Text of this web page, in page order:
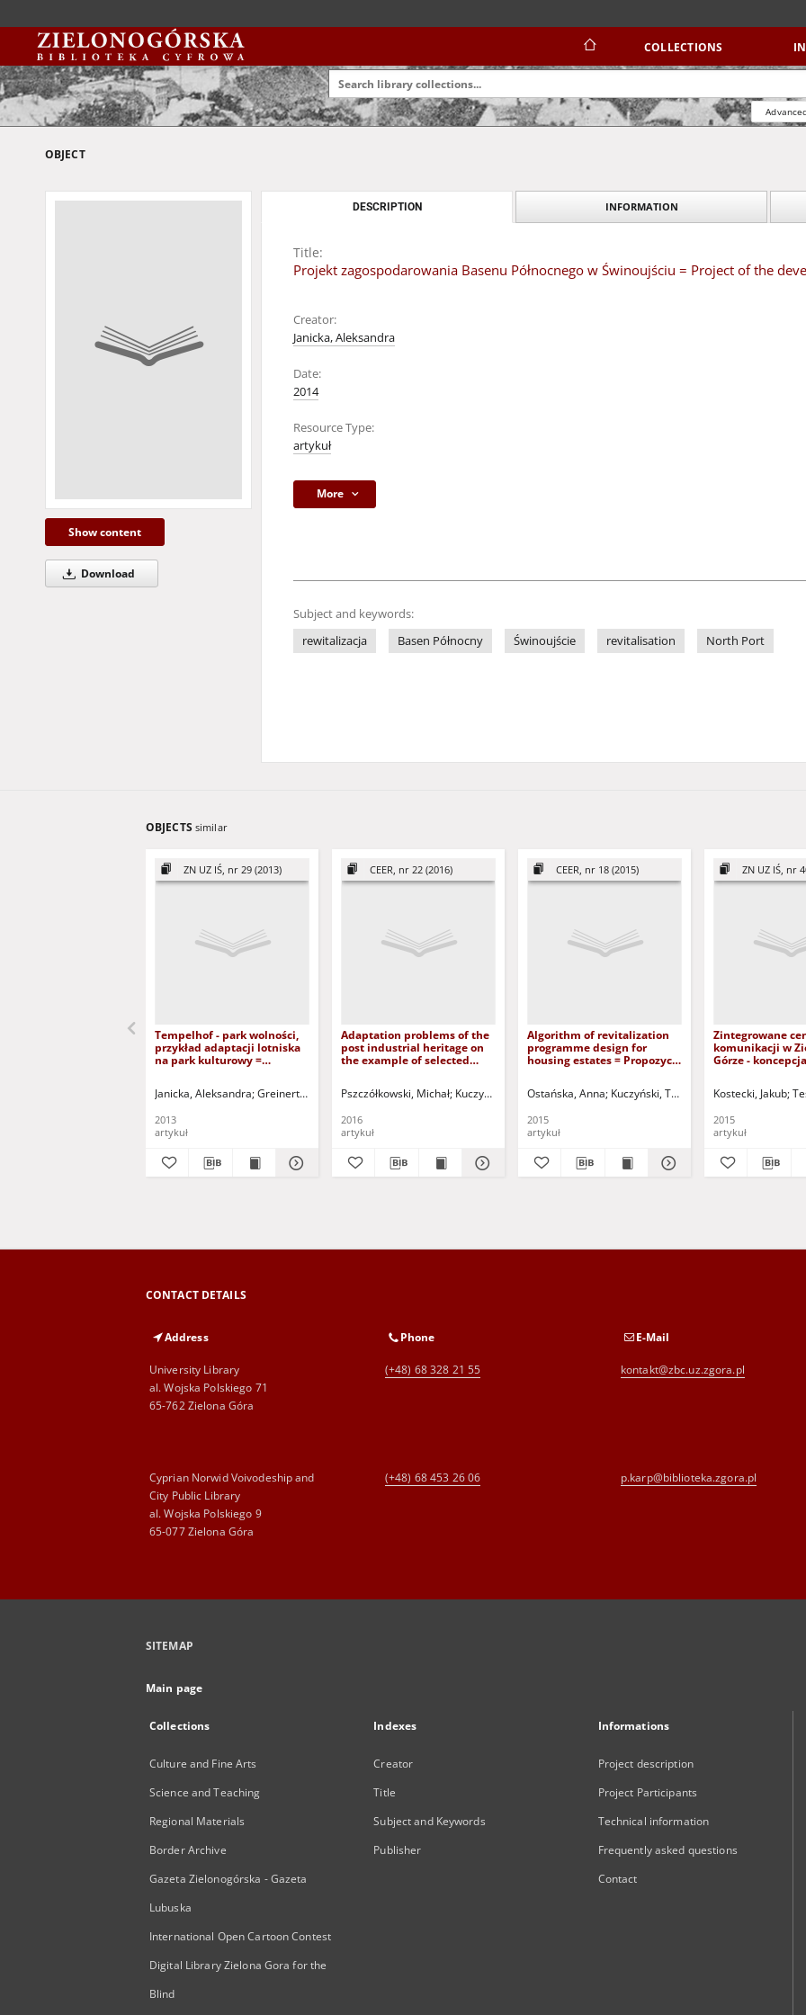
COLLECTIONS
OBJECT
Show content
Download
DESCRIPTION INFORMATION
Title:
Projekt zagospodarowania Basenu Północnego w Świnoujściu = Project of the
Creator:
Janicka, Aleksandra
Date:
2014
Resource Type:
artykuł
More
Subject and keywords:
rewitalizacja
Basen Północny Świnoujście revitalisation North Port
OBJECTS similar
ZN UZ IŚ, nr 29 (2013)
Tempelhof - park wolności,
przykład adaptacji lotniska
na park kulturowy =
adaptation for the purposes
Janicka, Aleksandra Greinert, Andrzej - red.
2013
artykuł
CEER, nr 22 (2016)
Adaptation problems of the
post industrial heritage on
the example of selected
dziedzictwa
przykładzie wybranych
obiektów bydgoskich
Pszczółkowski, Michał Kuczyński, Tadeusz - red.
2016
artykuł
CEER, nr 18 (2015)
Algorithm of revitalization
programme design for
housing estates = Propozycja
mieszkaniowych
Ostańska, Anna Kuczyński, Tadeusz - red.
2015
artykuł
ZN UZ IŚ, nr
Zintegrowane
komunikacji w
Górze - koncepcja
Góra
train station
Kostecki, Jakub
2015
artykuł
CONTACT DETAILS
Address
University Library
al. Wojska Polskiego 71
65-762 Zielona Góra
Phone
(+48) 68 328 21 55
E-Mail
kontakt@zbc.uz.zgora.pl
Cyprian Norwid Voivodeship and
City Public Library
al. Wojska Polskiego 9
65-077 Zielona Góra
(+48) 68 453 26 06 p.karp@biblioteka.zgora.pl
SITEMAP
Main page
Collections
Culture and Fine Arts
Science and Teaching
Regional Materials
Border Archive
Gazeta Zielonogórska - Gazeta
Lubuska
International Open Cartoon Contest
Digital Library Zielona Gora for the
Blind
Indexes
Creator
Title
Subject and Keywords
Publisher
Informations
Project description
Project Participants
Technical information
Frequently asked questions
Contact